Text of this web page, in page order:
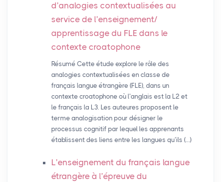
d’analogies contextualisées au
service de l’enseignement/
apprentissage du FLE dans le
contexte croatophone
Résumé Cette étude explore le rôle des
analogies contextualisées en classe de
français langue étrangère (FLE), dans un
contexte croatophone où l’anglais est la L2 et
le français la L3. Les auteures proposent le
terme analogisation pour désigner le
processus cognitif par lequel les apprenants
établissent des liens entre les langues qu’ils (…)
L’enseignement du français langue
étrangère à l’épreuve du